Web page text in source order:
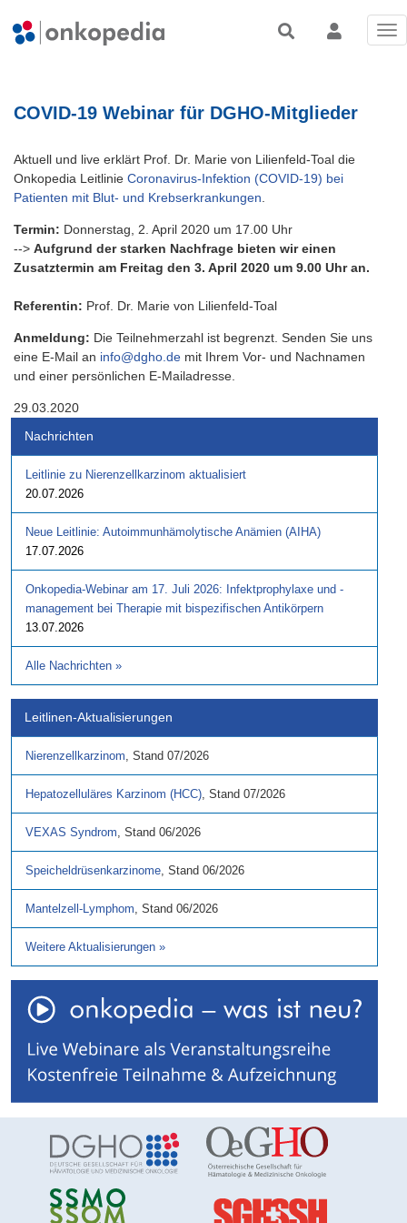
COVID-19 Webinar für DGHO-Mitglieder
Aktuell und live erklärt Prof. Dr. Marie von Lilienfeld-Toal die
Onkopedia Leitlinie Coronavirus-Infektion (COVID-19) bei
Patienten mit Blut- und Krebserkrankungen
Termin: Donnerstag, 2. April 2020 um 17.00 Uhr
--> Aufgrund der starken Nachfrage bieten wir einen
Zusatztermin am Freitag den 3. April 2020 um 9.00 Uhr an.
Referentin: Prof. Dr. Marie von Lilienfeld-Toal
Anmeldung: Die Teilnehmerzahl ist begrenzt. Senden Sie uns
eine E-Mail an info@dgho.de mit Ihrem Vor- und Nachnamen
und einer persönlichen E-Mailadresse.
29.03.2020
Nachrichten
Leitlinie zu Nierenzellkarzinom aktualisiert
20.07.2026
Neue Leitlinie: Autoimmunhämolytische Anämien (AIHA)
17.07.2026
Onkopedia-Webinar am 17. Juli 2026: Infektprophylaxe und -
management bei Therapie mit bispezifischen Antikörpern
13.07.2026
Alle Nachrichten »
Leitlinen-Aktualisierungen
Nierenzellkarzinom, Stand 07/2026
Hepatozelluläres Karzinom (HCC), Stand 07/2026
VEXAS Syndrom, Stand 06/2026
Speicheldrüsenkarzinome, Stand 06/2026
Mantelzell-Lymphom, Stand 06/2026
Weitere Aktualisierungen »